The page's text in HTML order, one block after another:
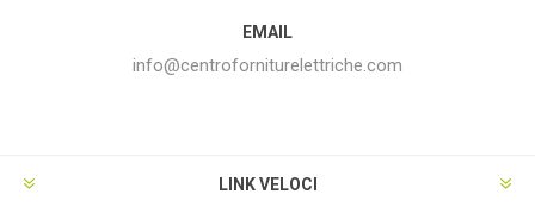
EMAIL
info@centroforniturelettriche.com
LINK VELOCI